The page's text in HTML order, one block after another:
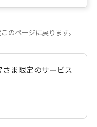
のページに戻ります。
ま限定のサービス